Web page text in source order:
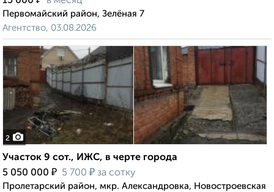
Первомайский район, Зелёная 7
Агентство, 03.08.2026
2
Участок 9 сот., ИЖС, в черте города
5 050 000 ₽ 5 700 ₽ за сотку
Пролетарский район, мкр. Александровка, Новостроевская